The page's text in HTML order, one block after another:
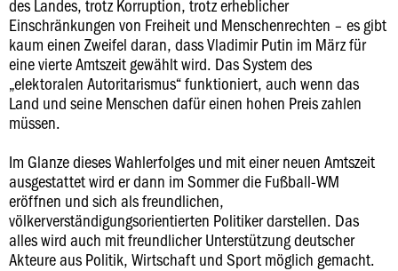
des Landes, trotz Korruption, trotz erheblicher
Einschränkungen von Freiheit und Menschenrechten – es gibt
kaum einen Zweifel daran, dass Vladimir Putin im März für
eine vierte Amtszeit gewählt wird. Das System des
„elektoralen Autoritarismus“ funktioniert, auch wenn das
Land und seine Menschen dafür einen hohen Preis zahlen
müssen.
Im Glanze dieses Wahlerfolges und mit einer neuen Amtszeit
ausgestattet wird er dann im Sommer die Fußball-WM
eröffnen und sich als freundlichen,
völkerverständigungsorientierten Politiker darstellen. Das
alles wird auch mit freundlicher Unterstützung deutscher
Akteure aus Politik, Wirtschaft und Sport möglich gemacht.